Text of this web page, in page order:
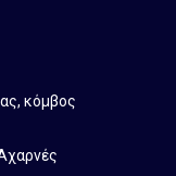
κόμβος